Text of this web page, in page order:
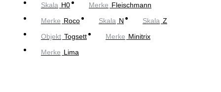
Skala H0 Merke Fleischmann
Merke Roco Skala N Skala Z
Objekt Togsett Merke Minitrix
Merke Lima